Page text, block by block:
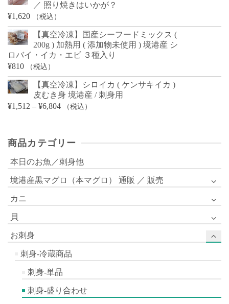
／ 照り焼きはいかが？
¥1,620 （税込）
【真空冷凍】国産シーフードミックス (
200g ) 加熱用 ( 添加物未使用 ) 境港産 シ
ロバイ・イカ・エビ ３種入り
¥810 （税込）
【真空冷凍】シロイカ ( ケンサキイカ )
皮むき身 境港産 / 刺身用
¥1,512 – ¥6,804価
¥1,512
¥6,804
（税込）
商品カテゴリー
本日のお魚／刺身他
境港産黒マグロ（本マグロ） 通販 ／ 販売
カニ
貝
お刺身
刺身-冷蔵商品
刺身-単品
刺身-盛り合わせ